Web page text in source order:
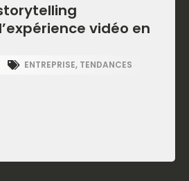
vidéo en
ENTREPRISE, TENDANCES